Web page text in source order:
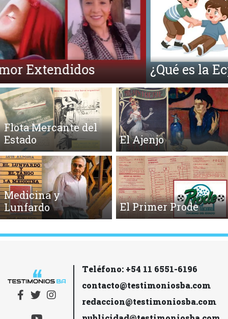
¿Qué es la Ecpatía?
Anterior
Flota Mercante del
Estado
El Ajenjo
Medicina y
Lunfardo
El Primer Prode
Teléfono: +54 11 6551-6196
contacto@testimoniosba.com
redaccion@testimoniosba.com